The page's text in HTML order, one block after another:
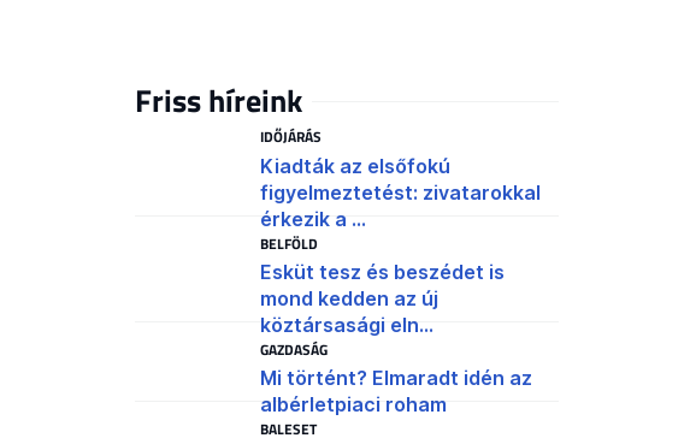
Friss híreink
IDŐJÁRÁS
Kiadták az elsőfokú
figyelmeztetést: zivatarokkal
érkezik a ...
BELFÖLD
Esküt tesz és beszédet is
mond kedden az új
köztársasági eln...
GAZDASÁG
Mi történt? Elmaradt idén az
albérletpiaci roham
BALESET